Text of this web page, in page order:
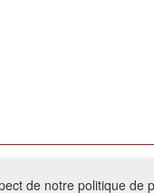
est interdite sans accord du
de notre politique de